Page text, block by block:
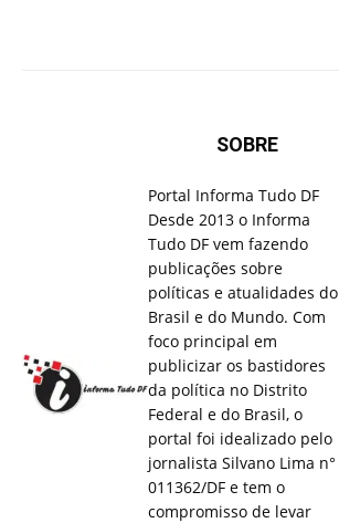
SOBRE
Portal Informa Tudo DF
Desde 2013 o Informa
Tudo DF vem fazendo
publicações sobre
políticas e atualidades do
Brasil e do Mundo. Com
foco principal em
publicizar os bastidores
da política no Distrito
Federal e do Brasil, o
portal foi idealizado pelo
jornalista Silvano Lima n°
011362/DF e tem o
compromisso de levar